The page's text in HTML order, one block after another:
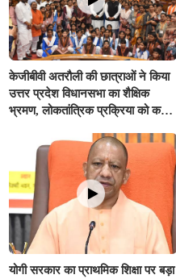
केजीबीवी अतरौली की छात्राओं ने किया
उत्तर प्रदेश विधानसभा का शैक्षिक
भ्रमण, लोकतांत्रिक प्रक्रिया को करीब
योगी सरकार का प्राथमिक शिक्षा पर बड़ा